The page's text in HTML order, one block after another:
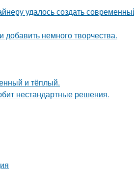
удалось создать
добавить немного творчества.
и тёплый.
нестандартные решения.